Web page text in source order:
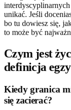
unikać. Jeśli
bo tu dowiesz się,
to może być
Czym jest
definicja
Kiedy granica
się zacierać?